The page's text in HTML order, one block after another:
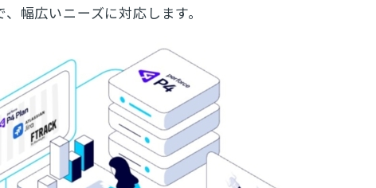
幅広いニーズに対応します。